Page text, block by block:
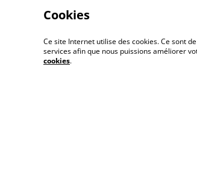
Cookies
Ce site Internet utilise des cookies. Ce sont
services afin que nous puissions améliorer
cookies.